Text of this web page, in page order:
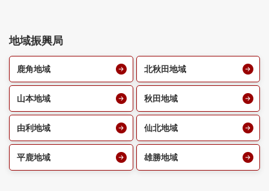
地域振興局
鹿角地域 北秋田地域
山本地域 秋田地域
由利地域 仙北地域
平鹿地域 雄勝地域